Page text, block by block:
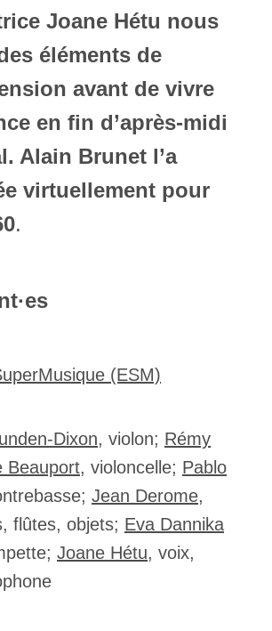
Joane Hétu nous
éléments de
avant de vivre
en fin d’après-midi
Alain Brunet l’a
virtuellement pour
.
(ESM)
Dixon, violon; Rémy
Beauport, violoncelle; Pablo
Jean Derome,
flûtes, objets; Eva Dannika
Joane Hétu, voix,